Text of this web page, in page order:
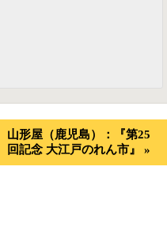
山形屋（鹿児島）：『第25
回記念 大江戸のれん市』 »